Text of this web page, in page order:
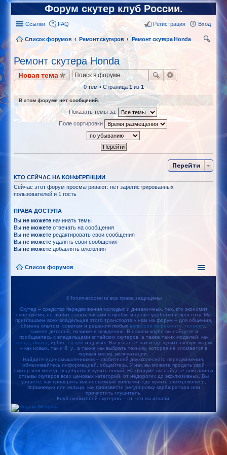
Форум скутер клуб России.
Ссылки FAQ Вход
Регистрация
Список форумов Ремонт скутеров
Ремонт скутера Honda
Ремонт скутера Honda
Новая тема
0 тем • Страница 1из 1
В этом форуме нет сообщений.
Показать темы за:
Поле сортировки
Перейти
КТО СЕЙЧАС НА КОНФЕРЕНЦИИ
Сейчас этот форум просматривают: нет зарегистрированных
пользователей и 1 гость
ПРАВА ДОСТУПА
Выне можете начинать темы
Выне можете отвечать на сообщения
Выне можете редактировать свои сообщения
Выне можете удалять свои сообщения
Выне можете добавлять вложения
Список форумов
© forum-scooter.ru все права защищены
Скутер – средство передвижения молодых и динамичных, тех, кто экономит
свое время, не любит стоять часами в пробке и ценит удобство и простоту. Мы
приглашаем всех владельцев этого транспорта к нам на форум – для общения,
обмена опытом, советам и решения любых вопросов по ремонту тюнингу
замене деталей, починке и вождению. В нашем клубе вы найдете и
пообщаетесь с владельцами китайских скутеров, а также таких моделей, как
хонда
ямаха , ирбис, сузуки и других. Вы узнаете, как и где купить любую марку
– как новых, так и б. у., а также как выбрать технику, которая не сломается в
первый месяц эксплуатации.
Найдите единомышленников – любителей двухколесного передвижения,
обменивайтесь информацией, общайтесь. У нас вы можете продать свой
скутер или мопед, подобрать и купить новый. На форуме вы найдете описания и
отзывы скутеров всех ценовых категорий, от недорогих до эксклюзивных. Вы
узнаете, как проверить маслосъемные колпачки, где купить электроколесо,
поршневую или кольца, как произвести регулировку карбюратора или
прочистить глушитель.
Клуб любителей скутеров – то, что вы искали!